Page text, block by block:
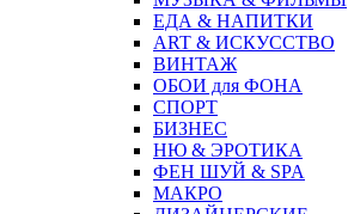
ЕДА & НАПИТКИ
ART & ИСКУССТВО
ВИНТАЖ
ОБОИ для ФОНА
СПОРТ
БИЗНЕС
НЮ & ЭРОТИКА
ФЕН ШУЙ & SPA
МАКРО